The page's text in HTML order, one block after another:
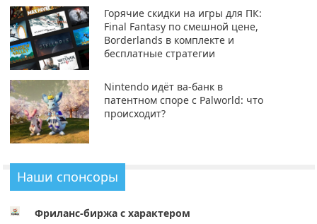
Горячие скидки на игры для ПК:
Final Fantasy по смешной цене,
Borderlands в комплекте и
бесплатные стратегии
Nintendo идёт ва-банк в
патентном споре с Palworld: что
происходит?
Наши спонсоры
Фриланс-биржа с характером